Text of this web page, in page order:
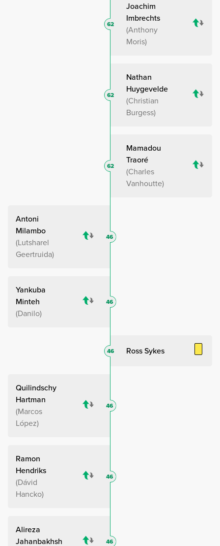
Joachim
Imbrechts
Anthony
Moris
62
Nathan
Huygevelde
Christian
Burgess
62
Mamadou
Traoré
Charles
Vanhoutte
62
Antoni
Milambo
Lutsharel
Geertruida
46
Yankuba
Minteh
Danilo
46
Ross Sykes
46
Quilindschy
Hartman
Marcos
López
46
Ramon
Hendriks
Dávid
Hancko
46
Alireza
Jahanbakhsh
46